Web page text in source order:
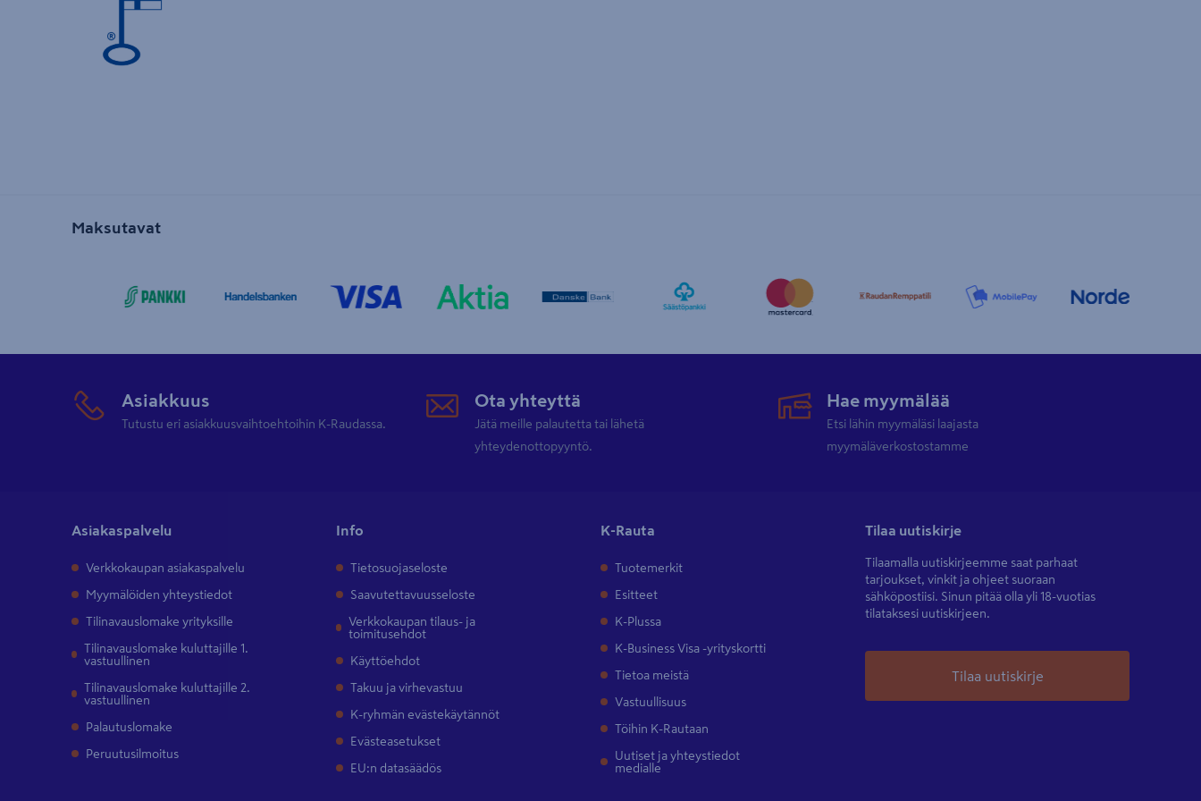
Maksutavat
Asiakkuus
Tutustu eri asiakkuusvaihtoehtoihin K-Raudassa.
Ota yhteyttä
Jätä meille palautetta tai lähetä
yhteydenottopyyntö.
Hae myymälää
Etsi lähin myymäläsi laajasta
myymäläverkostostamme
Asiakaspalvelu
Verkkokaupan asiakaspalvelu
Myymälöiden yhteystiedot
Tilinavauslomake yrityksille
Tilinavauslomake kuluttajille 1.
vastuullinen
Tilinavauslomake kuluttajille 2.
vastuullinen
Palautuslomake
Peruutusilmoitus
Info
Tietosuojaseloste
Saavutettavuusseloste
Verkkokaupan tilaus- ja
toimitusehdot
Käyttöehdot
Takuu ja virhevastuu
K-ryhmän evästekäytännöt
Evästeasetukset
EU:n datasäädös
K-Rauta
Tuotemerkit
Esitteet
K-Plussa
K-Business Visa -yrityskortti
Tietoa meistä
Vastuullisuus
Töihin K-Rautaan
Uutiset ja yhteystiedot
medialle
Tilaa uutiskirje
Tilaamalla uutiskirjeemme saat parhaat
tarjoukset, vinkit ja ohjeet suoraan
sähköpostiisi. Sinun pitää olla yli 18-vuotias
tilataksesi uutiskirjeen.
Tilaa uutiskirje